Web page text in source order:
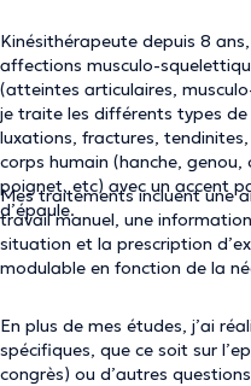
Kinésithérapeute depuis 8
affections musculo-
(atteintes articulaires,
je traite les différents types
luxations, fractures,
corps humain (hanche, genou,
poignet, etc) avec un accent
d’épaule.
Mes traitements incluent une
travail manuel, une
situation et la prescription
modulable en fonction de la
En plus de mes études, j’ai
spécifiques, que ce soit sur
congrès) ou d’autres